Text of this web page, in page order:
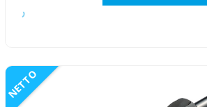
NETTO